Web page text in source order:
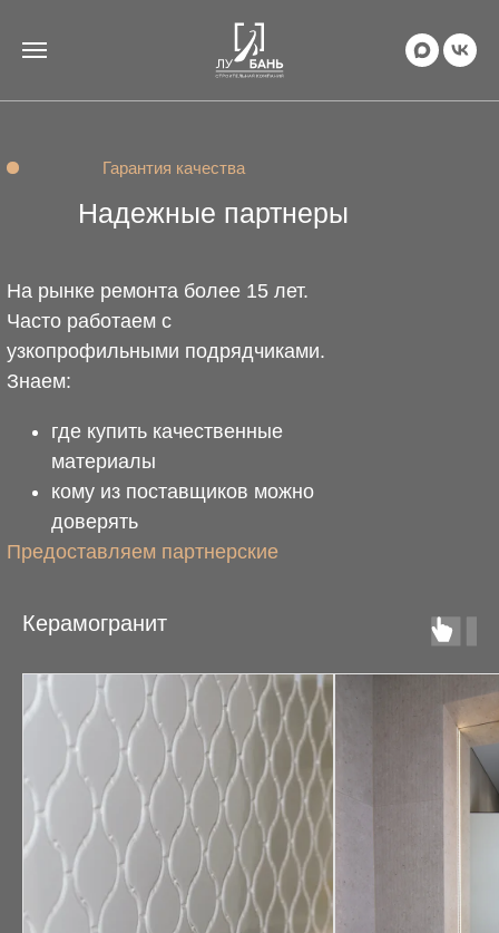
Надежные партнеры
Гарантия качества
На рынке ремонта более 15 лет.
Часто работаем с
узкопрофильными подрядчиками.
Знаем:
где купить качественные
материалы
кому из поставщиков можно
доверять
Предоставляем партнерские
Керамогранит